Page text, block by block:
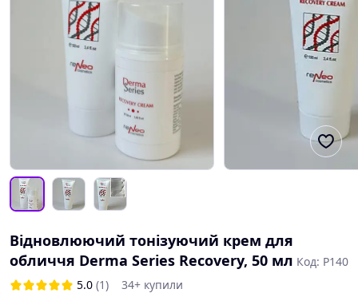
Відновлюючий тонізуючий крем для
обличчя Derma Series Recovery, 50 мл Код: P140
5.0 (1)
34+ купили